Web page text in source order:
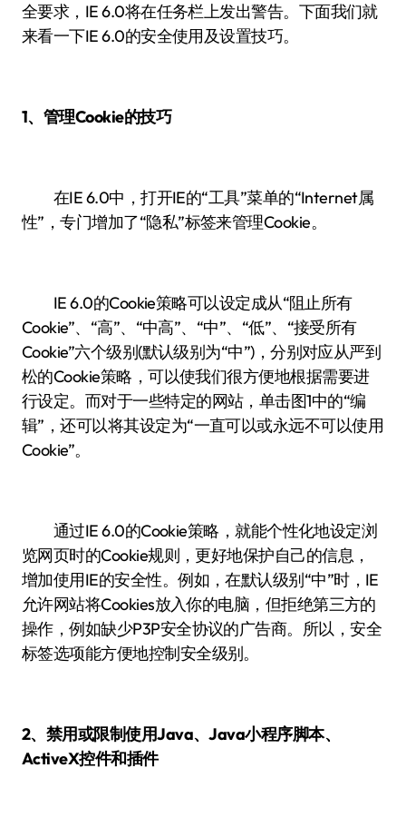
全要求，IE 6.0将在任务栏上发出警告。下面我们就
来看一下IE 6.0的安全使用及设置技巧。
1、管理Cookie的技巧
在IE 6.0中，打开IE的“工具”菜单的“Internet属
性”，专门增加了“隐私”标签来管理Cookie。
IE 6.0的Cookie策略可以设定成从“阻止所有
Cookie”、“高”、“中高”、“中”、“低”、“接受所有
Cookie”六个级别(默认级别为“中”)，分别对应从严到
松的Cookie策略，可以使我们很方便地根据需要进
行设定。而对于一些特定的网站，单击图1中的“编
辑”，还可以将其设定为“一直可以或永远不可以使用
Cookie”。
通过IE 6.0的Cookie策略，就能个性化地设定浏
览网页时的Cookie规则，更好地保护自己的信息，
增加使用IE的安全性。例如，在默认级别“中”时，IE
允许网站将Cookies放入你的电脑，但拒绝第三方的
操作，例如缺少P3P安全协议的广告商。所以，安全
标签选项能方便地控制安全级别。
2、禁用或限制使用Java、Java小程序脚本、
ActiveX控件和插件